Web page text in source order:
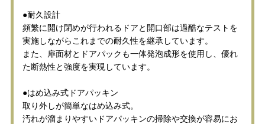
●耐久設計
頻繁に開け閉めが行われるドアと開口部は過酷なテストを
実施しながらこれまでの耐久性を継承しています。
また、扉面材とドアパックも一体発泡成形を使用し、優れ
た断熱性と強度を実現しています。
●はめ込み式ドアパッキン
取り外しが簡単なはめ込み式。
汚れが溜まりやすいドアパッキンの掃除や交換が容易にお